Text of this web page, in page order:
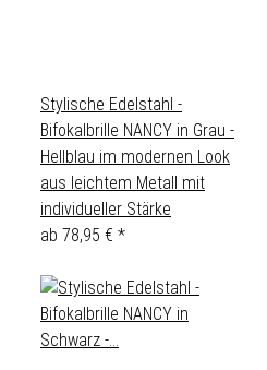
Stylische Edelstahl -
Bifokalbrille NANCY in Grau -
Hellblau im modernen Look
aus leichtem Metall mit
individueller Stärke
ab 78,95 € *